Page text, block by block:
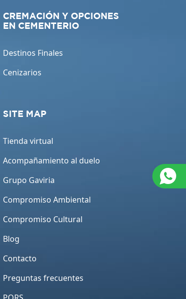
CREMACIÓN Y OPCIONES
EN CEMENTERIO
Destinos Finales
Cenizarios
SITE MAP
Tienda virtual
Acompañamiento al duelo
Grupo Gaviria
Compromiso Ambiental
Compromiso Cultural
Blog
Contacto
Preguntas frecuentes